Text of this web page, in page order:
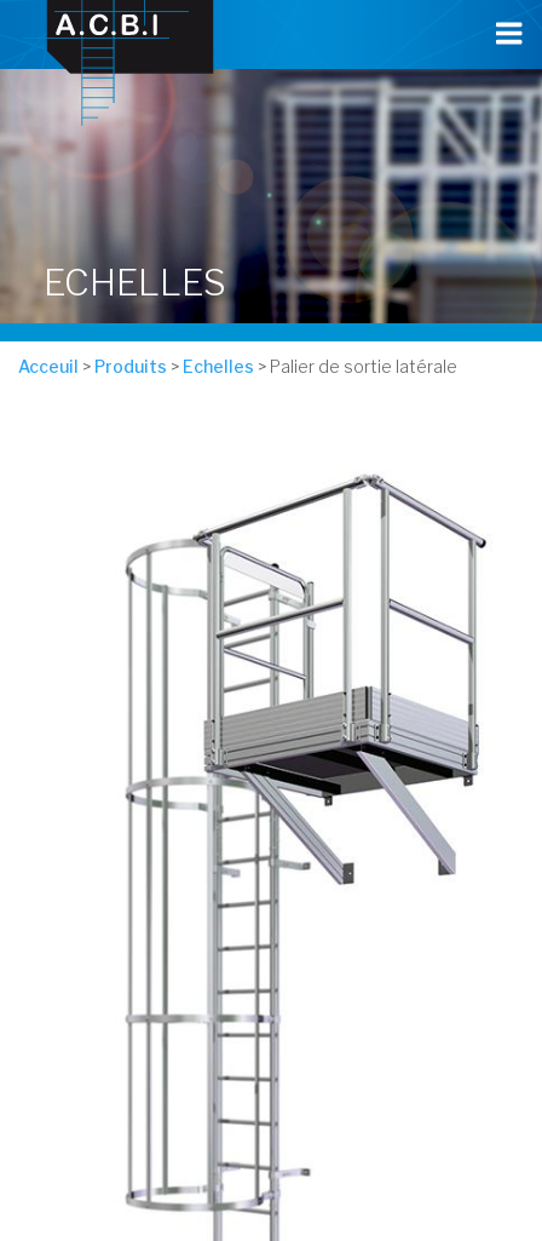
ECHELLES
Acceuil > Produits > Echelles > Palier de sortie latérale
Cookies management panel